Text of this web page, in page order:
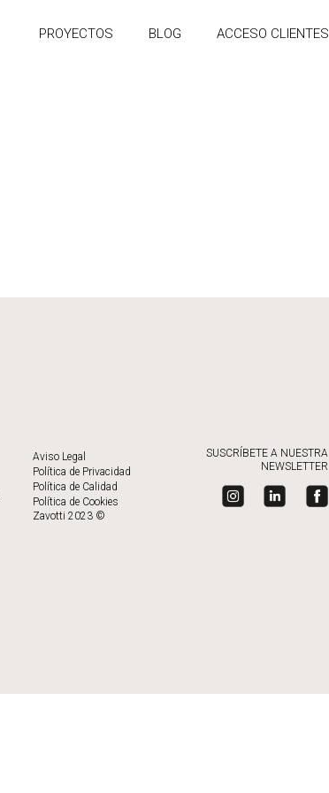
PROYECTOS BLOG ACCESO CLIENTES
Aviso Legal
Política de Privacidad
Política de Calidad
Política de Cookies
Zavotti 2023 ©
SUSCRÍBETE A NUESTRA
NEWSLETTER